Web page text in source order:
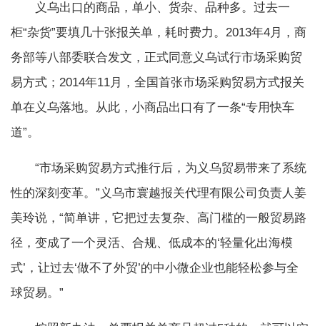
义乌出口的商品，单小、货杂、品种多。过去一
柜“杂货”要填几十张报关单，耗时费力。2013年4月，商
务部等八部委联合发文，正式同意义乌试行市场采购贸
易方式；2014年11月，全国首张市场采购贸易方式报关
单在义乌落地。从此，小商品出口有了一条“专用快车
道”。
“市场采购贸易方式推行后，为义乌贸易带来了系统
性的深刻变革。”义乌市寰越报关代理有限公司负责人姜
美玲说，“简单讲，它把过去复杂、高门槛的一般贸易路
径，变成了一个灵活、合规、低成本的‘轻量化出海模
式’，让过去‘做不了外贸’的中小微企业也能轻松参与全
球贸易。”